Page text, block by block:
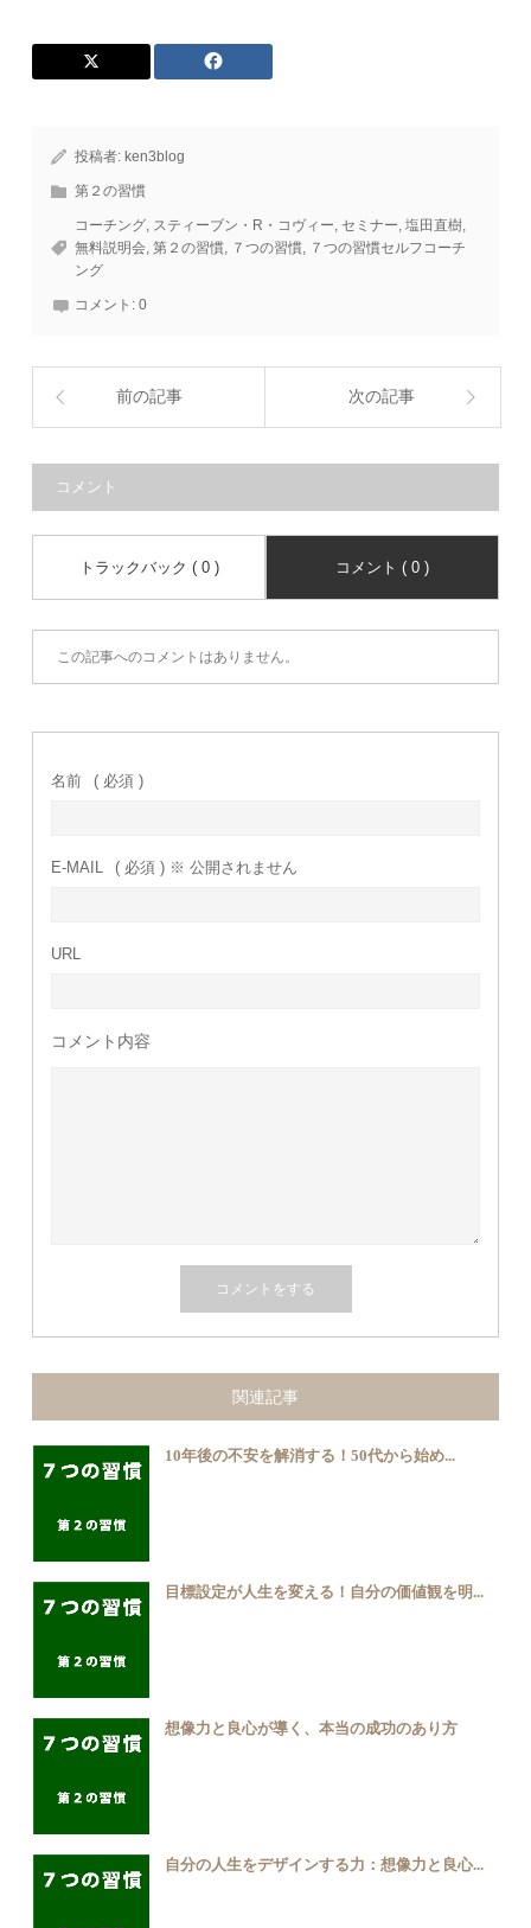
投稿者: ken3blog
第２の習慣
コーチング, スティーブン・R・コヴィー, セミナー,塩田直樹,
無料説明会,第２の習慣, ７つの習慣, ７つの習慣セルフコーチ
ング
コメント:0
前の記事 次の記事
コメント
トラックバック ( 0 ) コメント ( 0 )
この記事へのコメントはありません。
名前 ( 必須 )
E-MAIL ( 必須 ) ※ 公開されません
URL
コメント内容
関連記事
10年後の不安を解消する！50代から始め...
目標設定が人生を変える！自分の価値観を明...
想像力と良心が導く、本当の成功のあり方
自分の人生をデザインする力：想像力と良心...